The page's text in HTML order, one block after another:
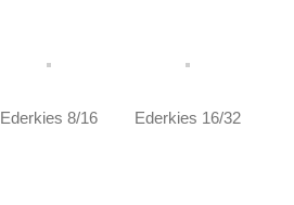
Ederkies 8/16 Ederkies 16/32